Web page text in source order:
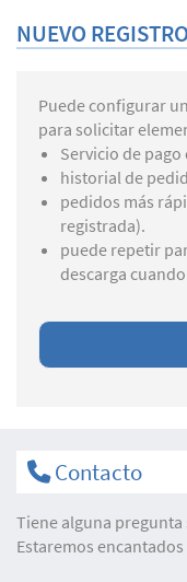
NUEVO REGISTRO
Puede configurar
para solicitar
Servicio de
historial de
pedidos más
registrada).
puede repetir
descarga
Contacto
Tiene alguna
Estaremos